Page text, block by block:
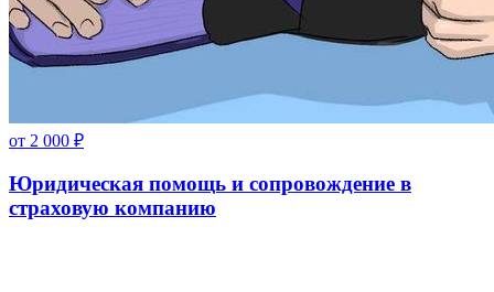
от 2 000 ₽
Юридическая помощь и сопровождение в
страховую компанию